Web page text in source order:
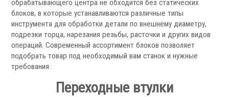
Сервис станков
Сервисное обслуживание станков
Диагностика неисправностей станков
Ремонт винторезных станков
Выполненные проекты
обрабатывающего центра не обходится без статических
блоков, в которые устанавливаются различные типы
инструмента для обработки детали по внешнему диаметру,
подрезки торца, нарезания резьбы, расточки и других видов
операций. Современный ассортимент блоков позволяет
подобрать товар под необходимый вам станок и нужные
требования.
Переходные втулки